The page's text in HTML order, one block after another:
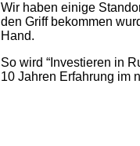
Wir haben einige
den Griff bekommen
Hand.
So wird “Investieren in
10 Jahren Erfahrung im